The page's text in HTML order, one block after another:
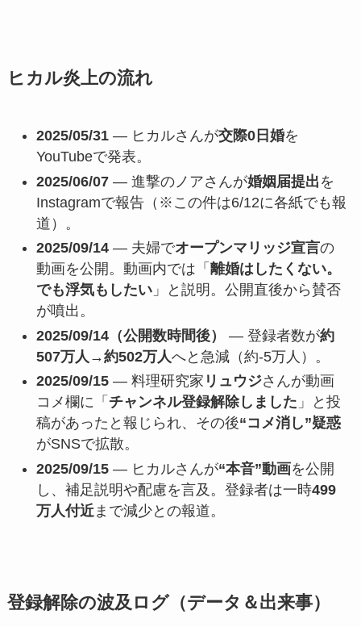
ヒカル炎上の流れ
2025/05/31— ヒカルさんが交際0日婚を
YouTubeで発表。
2025/06/07— 進撃のノアさんが婚姻届提出 を
Instagramで報告（※この件は6/12に各紙でも報
道）。
2025/09/14— 夫婦でオープンマリッジ宣言の
動画を公開。動画内では「 離婚はしたくない。
でも浮気もしたい」と説明。公開直後から賛否
が噴出。
2025/09/14（公開数時間後）
— 登録者数が約
507万人→約502万人へと急減（約-5万人）。
2025/09/15— 料理研究家 リュウジさんが動画
コメ欄に「 チャンネル登録解除しました 」と投
稿があったと報じられ、その後“コメ消し”疑惑
がSNSで拡散。
2025/09/15— ヒカルさんが“本音”動画を公開
し、補足説明や配慮を言及。登録者は一時499
万人付近まで減少との報道。
登録解除の波及ログ（データ＆出来事）